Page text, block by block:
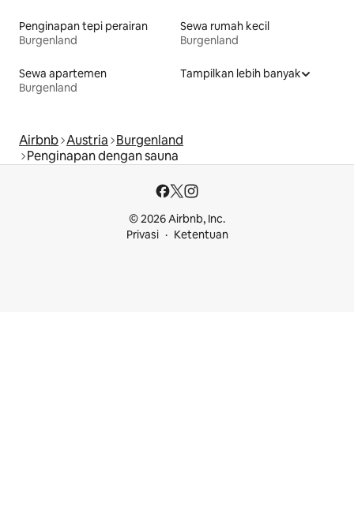
Penginapan tepi perairan
Burgenland
Sewa rumah kecil
Burgenland
Sewa apartemen
Burgenland
Tampilkan lebih banyak
Airbnb Austria Burgenland
Penginapan dengan sauna
© 2026 Airbnb, Inc.
Privasi
Ketentuan